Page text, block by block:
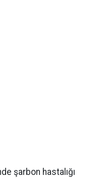
şarbon hastalığı